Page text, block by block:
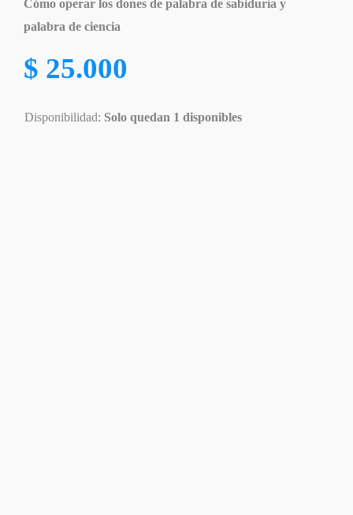
Cómo operar los dones de palabra de sabiduría y
palabra de ciencia
$ 25.000
Disponibilidad: Solo quedan 1 disponibles